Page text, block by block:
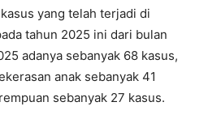
yang telah terjadi di
tahun 2025 ini dari bulan
adanya sebanyak 68 kasus,
anak sebanyak 41
sebanyak 27 kasus.